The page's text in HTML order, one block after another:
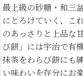
最上級の砂糖・和三
にとろけていく、こ
のあっさりと上品な
び餅」には宇治で有
抹茶をわらび餅にも
い味わいを存分にお